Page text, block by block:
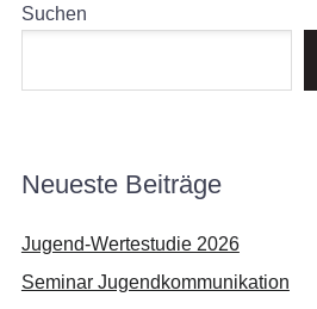
Suchen
Neueste Beiträge
Jugend-Wertestudie 2026
Seminar Jugendkommunikation